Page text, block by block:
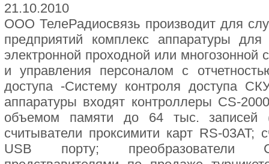
21.10.2010
ООО ТелеРадиосвязь производит для
предприятий комплекс аппаратуры для
электронной проходной или многозонной
и управления персоналом с
доступа -Систему контроля доступа
аппаратуры входят контроллеры CS-
объемом памяти до 64 тыс.
считыватели проксимити карт RS-03AT;
USB порту; преобразователи